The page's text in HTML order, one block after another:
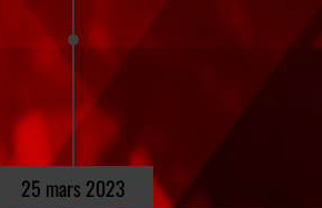
25 mars 2023